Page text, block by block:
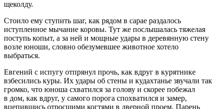
щеколду.
Стоило ему ступить шаг, как рядом в сарае раздалось
иступленное мычание коровы. Тут же послышалась тяжелая
поступь копыт, а за ней и мощные удары в деревянную стену
возле юноши, словно обезумевшее животное хотело
выбраться.
Евгений с испугу отпрянул прочь, как вдруг в курятнике
взбесились куры. Их удары об стены и кудахтанье звучали так
громко, что юноша схватился за голову и скорее побежал
в дом, как вдруг, у самого порога спохватился и замер,
вцепившись отросшими когтями в дверной проем. Парень